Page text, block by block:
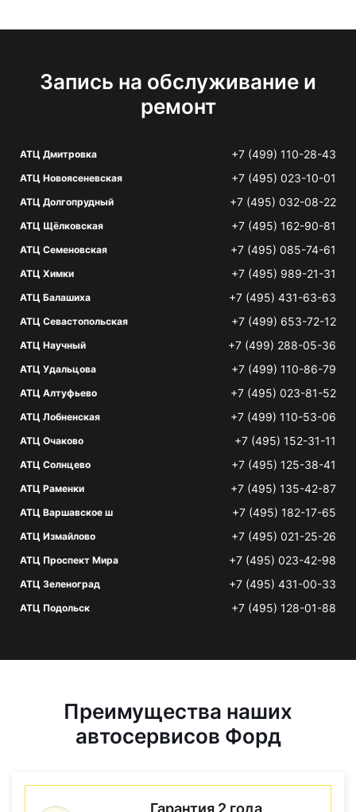
Запись на обслуживание и
ремонт
АТЦ Дмитровка +7 (499) 110-28-43
АТЦ Новоясеневская +7 (495) 023-10-01
АТЦ Долгопрудный +7 (495) 032-08-22
АТЦ Щёлковская +7 (495) 162-90-81
АТЦ Семеновская +7 (495) 085-74-61
АТЦ Химки +7 (495) 989-21-31
АТЦ Балашиха +7 (495) 431-63-63
АТЦ Севастопольская +7 (499) 653-72-12
АТЦ Научный +7 (499) 288-05-36
АТЦ Удальцова +7 (499) 110-86-79
АТЦ Алтуфьево +7 (495) 023-81-52
АТЦ Лобненская +7 (499) 110-53-06
АТЦ Очаково +7 (495) 152-31-11
АТЦ Солнцево +7 (495) 125-38-41
АТЦ Раменки +7 (495) 135-42-87
АТЦ Варшавское ш +7 (495) 182-17-65
АТЦ Измайлово +7 (495) 021-25-26
АТЦ Проспект Мира +7 (495) 023-42-98
АТЦ Зеленоград +7 (495) 431-00-33
АТЦ Подольск +7 (495) 128-01-88
Преимущества наших
автосервисов Форд
Гарантия 2 года